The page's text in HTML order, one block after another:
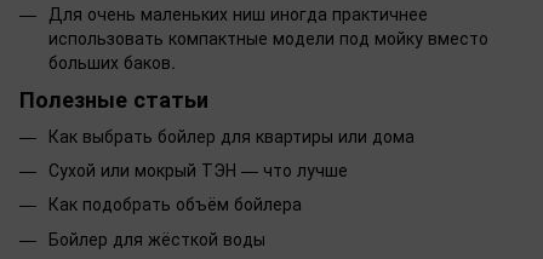
Для очень маленьких ниш иногда практичнее
использовать компактные модели под мойку вместо
больших баков.
Полезные статьи
Как выбрать бойлер для квартиры или дома
Сухой или мокрый ТЭН — что лучше
Как подобрать объём бойлера
Бойлер для жёсткой воды